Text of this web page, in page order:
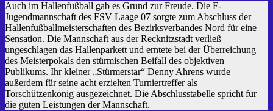
Auch im Hallenfußball gab es Grund zur Freude. Die F-
Jugendmannschaft des FSV Laage 07 sorgte zum Abschluss der
Hallenfußballmeisterschaften des Bezirksverbandes Nord für eine
Sensation. Die Mannschaft aus der Recknitzstadt verließ
ungeschlagen das Hallenparkett und erntete bei der Überreichung
des Meisterpokals den stürmischen Beifall des objektiven
Publikums. Ihr kleiner „Stürmerstar“ Denny Ahrens wurde
außerdem für seine acht erzielten Turniertreffer als
Torschützenkönig ausgezeichnet. Die Abschlusstabelle spricht für
die guten Leistungen der Mannschaft.